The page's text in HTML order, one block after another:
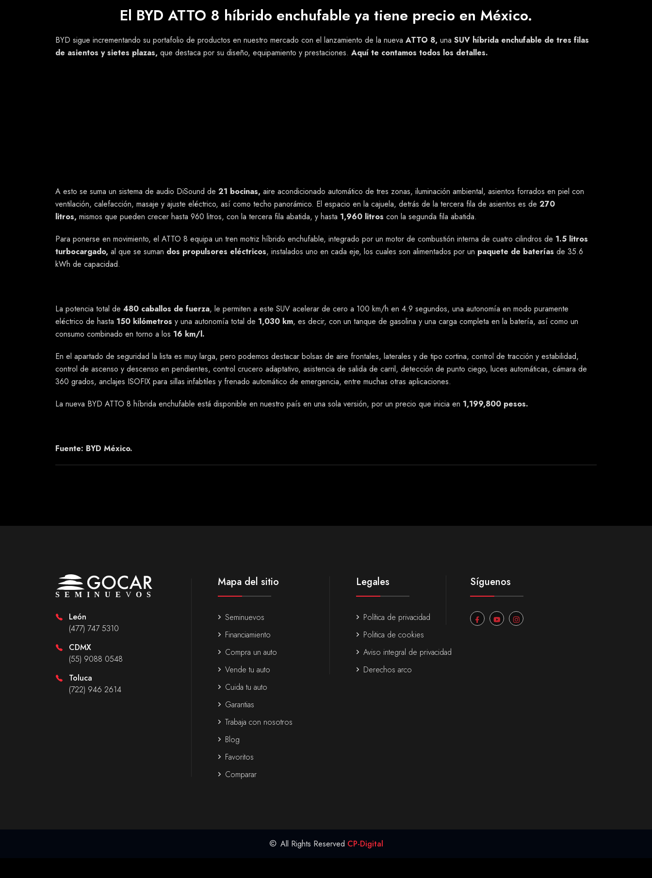
El BYD ATTO 8 híbrido enchufable ya tiene precio en México.
BYD sigue incrementando su portafolio de productos en nuestro mercado con el lanzamiento de la nueva ATTO 8, una SUV híbrida enchufable de tres filas
de asientos y sietes plazas, que destaca por su diseño, equipamiento y prestaciones. Aquí te contamos todos los detalles.
A esto se suma un sistema de audio DiSound de 21 bocinas, aire acondicionado automático de tres zonas, iluminación ambiental, asientos forrados en piel con
ventilación, calefacción, masaje y ajuste eléctrico, así como techo panorámico. El espacio en la cajuela, detrás de la tercera fila de asientos es de 270
litros, mismos que pueden crecer hasta 960 litros, con la tercera fila abatida, y hasta 1,960 litros con la segunda fila abatida.
Para ponerse en movimiento, el ATTO 8 equipa un tren motriz híbrido enchufable, integrado por un motor de combustión interna de cuatro cilindros de 1.5 litros
turbocargado, al que se suman dos propulsores eléctricos, instalados uno en cada eje, los cuales son alimentados por un paquete de baterías de 35.6
kWh de capacidad.
La potencia total de 480 caballos de fuerza, le permiten a este SUV acelerar de cero a 100 km/h en 4.9 segundos, una autonomía en modo puramente
eléctrico de hasta 150 kilómetros y una autonomía total de 1,030 km, es decir, con un tanque de gasolina y una carga completa en la batería, así como un
consumo combinado en torno a los 16 km/l.
En el apartado de seguridad la lista es muy larga, pero podemos destacar bolsas de aire frontales, laterales y de tipo cortina, control de tracción y estabilidad,
control de ascenso y descenso en pendientes, control crucero adaptativo, asistencia de salida de carril, detección de punto ciego, luces automáticas, cámara de
360 grados, anclajes ISOFIX para sillas infabtiles y frenado automático de emergencia, entre muchas otras aplicaciones.
La nueva BYD ATTO 8 híbrida enchufable está disponible en nuestro país en una sola versión, por un precio que inicia en 1,199,800 pesos.
Fuente: BYD México.
León
(477) 747 5310
CDMX
(55) 9088 0548
Toluca
(722) 946 2614
Mapa del sitio
Seminuevos
Financiamiento
Compra un auto
Vende tu auto
Cuida tu auto
Garantias
Trabaja con nosotros
Blog
Favoritos
Comparar
Legales
Política de privacidad
Politica de cookies
Aviso integral de privacidad
Derechos arco
Síguenos
All Rights Reserved CP-Digital